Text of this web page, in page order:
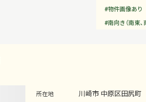
#物件画像あり
#南向き（南東、
所在地 川崎市 中原区田尻町